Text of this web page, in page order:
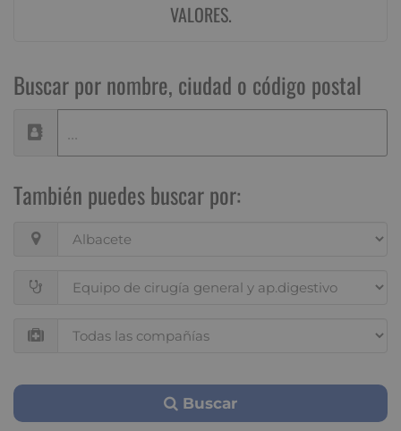
VALORES.
Buscar por nombre, ciudad o código postal
También puedes buscar por:
Buscar